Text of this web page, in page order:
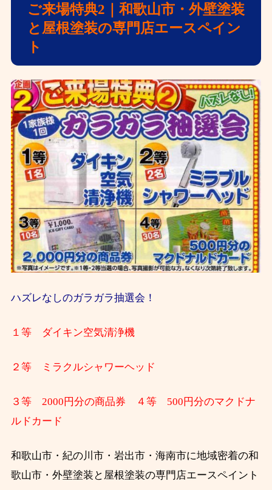
ご来場特典2｜和歌山市・外壁塗装
と屋根塗装の専門店エースペイン
ト
ハズレなしのガラガラ抽選会！
１等 ダイキン空気清浄機
２等 ミラクルシャワーヘッド
３等 2000円分の商品券 ４等 500円分のマクドナ
ルドカード
和歌山市・紀の川市・岩出市・海南市に地域密着の和
歌山市・外壁塗装と屋根塗装の専門店エースペイント